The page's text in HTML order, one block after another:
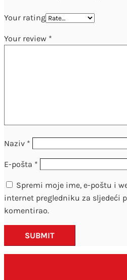
Your rating
Your review *
Naziv *
E-pošta *
Spremi moje ime, e-poštu i
internet pregledniku za sljedeći
komentirao.
SUBMIT